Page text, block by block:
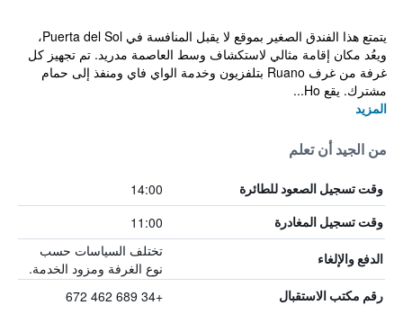
يتمتع هذا الفندق الصغير بموقع لا يقبل المنافسة في Puerta del Sol،
ويعُد مكان إقامة مثالي لاستكشاف وسط العاصمة مدريد. تم تجهيز كل
غرفة من غرف Ruano بتلفزيون وخدمة الواي فاي ومنفذ إلى حمام
مشترك. يقع Ho...
المزيد
من الجيد أن تعلم
وقت تسجيل الصعود للطائرة 14:00
وقت تسجيل المغادرة 11:00
الدفع والإلغاء
تختلف السياسات حسب
نوع الغرفة ومزود الخدمة.
رقم مكتب الاستقبال +34 689 462 672